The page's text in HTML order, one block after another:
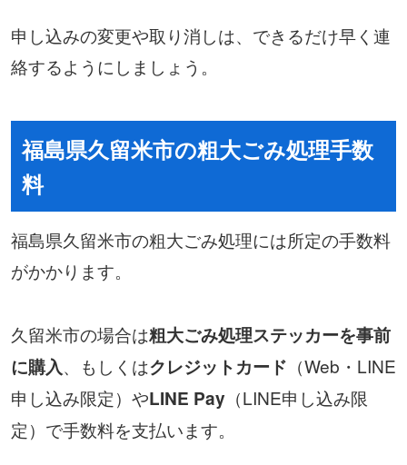
申し込みの変更や取り消しは、できるだけ早く連
絡するようにしましょう。
福島県久留米市の粗大ごみ処理手数
料
福島県久留米市の粗大ごみ処理には所定の手数料
がかかります。
久留米市の場合は粗大ごみ処理ステッカーを事前
に購入、もしくはクレジットカード （Web・LINE
申し込み限定）やLINE Pay （LINE申し込み限
定）で手数料を支払います。